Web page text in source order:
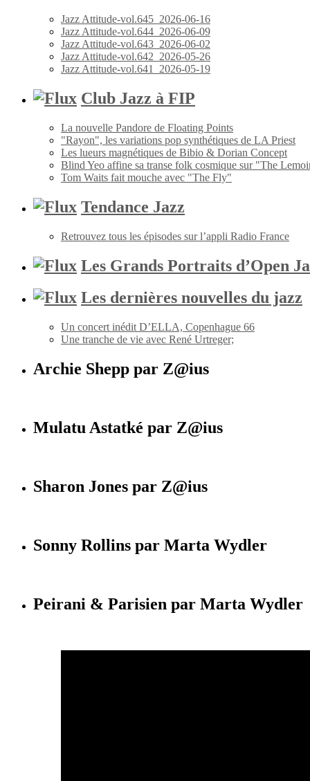
Jazz Attitude-vol.645_2026-06-16
Jazz Attitude-vol.644_2026-06-09
Jazz Attitude-vol.643_2026-06-02
Jazz Attitude-vol.642_2026-05-26
Jazz Attitude-vol.641_2026-05-19
Club Jazz à FIP
La nouvelle Pandore de Floating Points
"Rayon", les variations pop synthétiques de LA Priest
Les lueurs magnétiques de Bibio & Dorian Concept
Blind Yeo affine sa transe folk cosmique sur "The
Tom Waits fait mouche avec "The Fly"
Tendance Jazz
Retrouvez tous les épisodes sur l’appli Radio France
Les Grands Portraits d’Open
Les dernières nouvelles du jazz
Un concert inédit D’ELLA, Copenhague 66
Une tranche de vie avec René Urtreger;
Archie Shepp par Z@ius
Mulatu Astatké par Z@ius
Sharon Jones par Z@ius
Sonny Rollins par Marta Wydler
Peirani & Parisien par Marta Wydler